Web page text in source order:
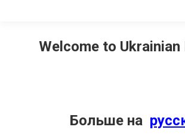
Welcome to Ukrainian
Больше на